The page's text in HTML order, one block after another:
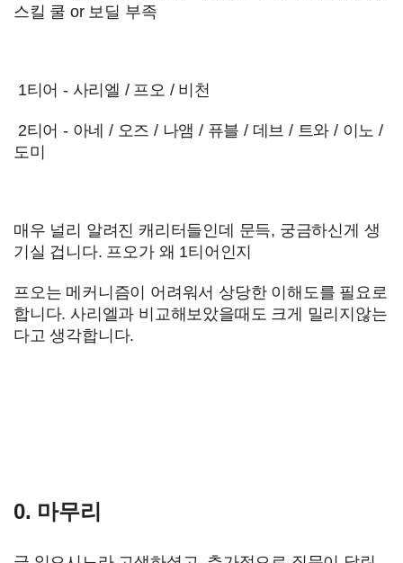
스킬 쿨 or 보딜 부족
1티어 - 사리엘 / 프오 / 비천
2티어 - 아네 / 오즈 / 나앰 / 퓨블 / 데브 / 트와 / 이노 /
도미
매우 널리 알려진 캐리터들인데 문득, 궁금하신게 생
기실 겁니다. 프오가 왜 1티어인지
프오는 메커니즘이 어려워서 상당한 이해도를 필요로
합니다. 사리엘과 비교해보았을때도 크게 밀리지않는
다고 생각합니다.
0. 마무리